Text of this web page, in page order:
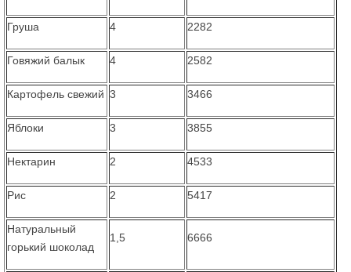
Груша 4 2282
Говяжий балык 4 2582
Картофель свежий 3 3466
Яблоки 3 3855
Нектарин 2 4533
Рис 2 5417
Натуральный
горький шоколад
1,5 6666